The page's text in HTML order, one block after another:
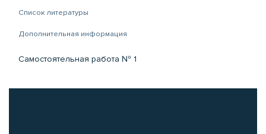
Список литературы
Дополнительная информация
Самостоятельная работа № 1